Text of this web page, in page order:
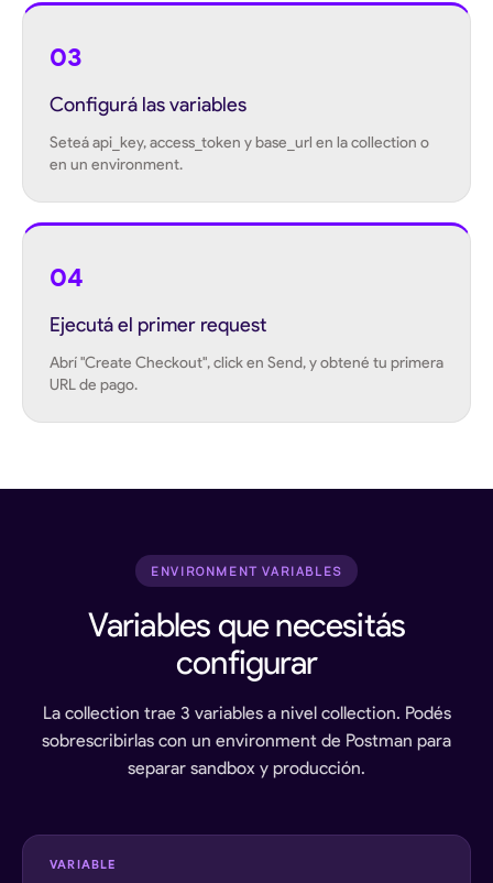
03
Configurá las variables
Seteá api_key, access_token y base_url en la collection o
en un environment.
04
Ejecutá el primer request
Abrí "Create Checkout", click en Send, y obtené tu primera
URL de pago.
ENVIRONMENT VARIABLES
Variables que necesitás
configurar
La collection trae 3 variables a nivel collection. Podés
sobrescribirlas con un environment de Postman para
separar sandbox y producción.
VARIABLE